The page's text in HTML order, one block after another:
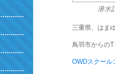
潜水
三重県、はま
鳥羽市からの
OWDスクール